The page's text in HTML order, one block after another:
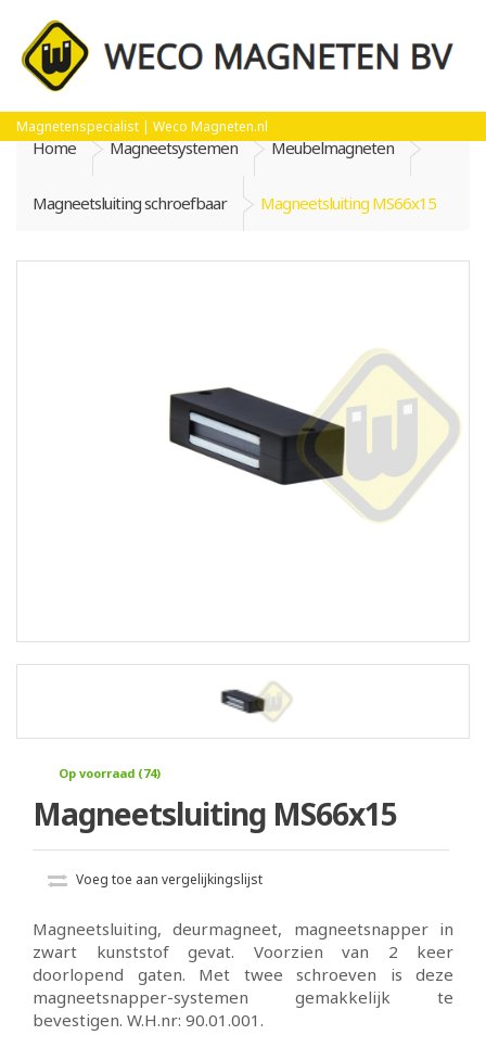
Magnetenspecialist | Weco Magneten.nl
Home Magneetsystemen Meubelmagneten
Magneetsluiting schroefbaar Magneetsluiting MS66x15
Op voorraad (74)
Magneetsluiting MS66x15
Voeg toe aan vergelijkingslijst
Magneetsluiting, deurmagneet, magneetsnapper in
zwart kunststof gevat. Voorzien van 2 keer
doorlopend gaten. Met twee schroeven is deze
magneetsnapper-systemen gemakkelijk te
bevestigen. W.H.nr: 90.01.001.